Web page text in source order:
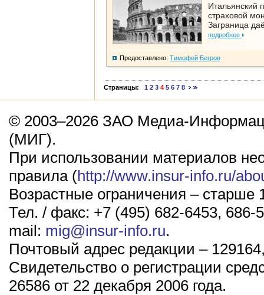
Итальянский
страховой
Заграница
подробнее
Предоставлено: Тимофей Бегров
Страницы: 1 2 3 4 5 6 7 8
© 2003–2026 ЗАО Медиа-
(МИГ).
При использовании материалов
правила (http://www.insur-info.ru/
Возрастные ограничения – старше
Тел. / факс: +7 (495) 682-6453, 686-
mail: mig@insur-info.ru.
Почтовый адрес редакции –
Свидетельство о регистрации
26586 от 22 декабря 2006 года.